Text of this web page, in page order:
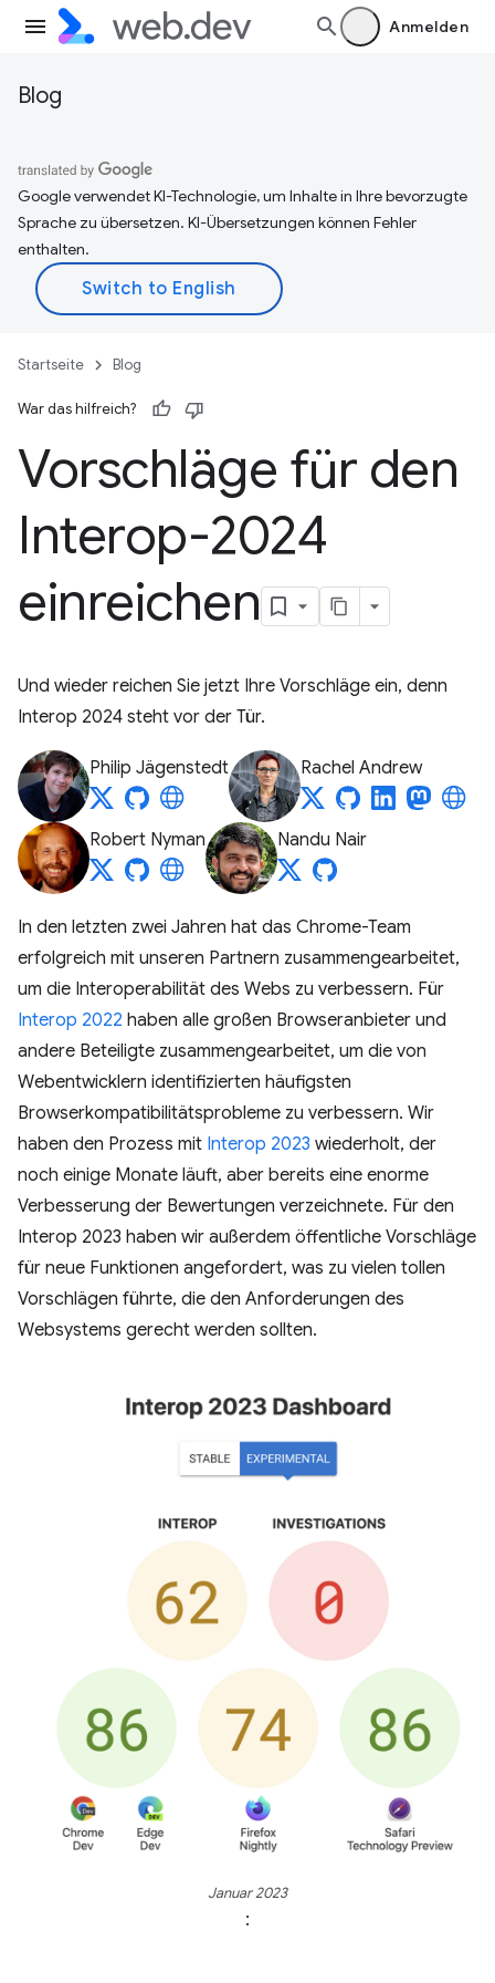
Anmelden
Blog
Google verwendet KI-Technologie, um Inhalte in Ihre bevorzugte
Sprache zu übersetzen. KI-Übersetzungen können Fehler
enthalten.
Startseite Blog
War das hilfreich?
Vorschläge für den
Interop-2024
einreichen
Und wieder reichen Sie jetzt Ihre Vorschläge ein, denn
Interop 2024 steht vor der Tür.
Philip Jägenstedt Rachel Andrew
Robert Nyman Nandu Nair
In den letzten zwei Jahren hat das Chrome-Team
erfolgreich mit unseren Partnern zusammengearbeitet,
um die Interoperabilität des Webs zu verbessern. Für
Interop 2022 haben alle großen Browseranbieter und
andere Beteiligte zusammengearbeitet, um die von
Webentwicklern identifizierten häufigsten
Browserkompatibilitätsprobleme zu verbessern. Wir
haben den Prozess mit Interop 2023 wiederholt, der
noch einige Monate läuft, aber bereits eine enorme
Verbesserung der Bewertungen verzeichnete. Für den
Interop 2023 haben wir außerdem öffentliche Vorschläge
für neue Funktionen angefordert, was zu vielen tollen
Vorschlägen führte, die den Anforderungen des
Websystems gerecht werden sollten.
Januar 2023
: